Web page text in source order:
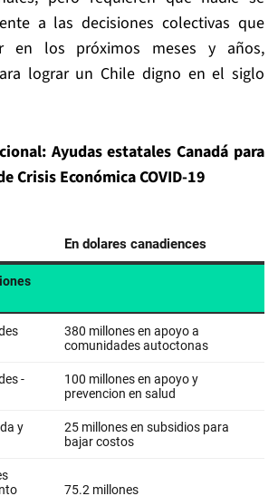
a las decisiones colectivas que
en los próximos meses y años,
lograr un Chile digno en el siglo
Ayudas estatales Canadá para
Crisis Económica COVID-19